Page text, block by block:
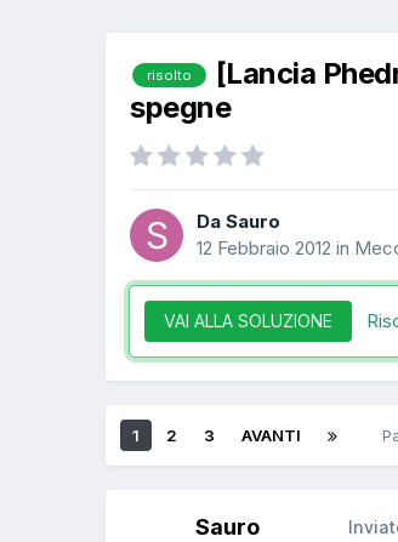
risolto
[Lancia
spegne
Da Sauro
12 Febbraio 2012 in
VAI ALLA SOLUZIONE
1 2 3 AVANTI
Sauro